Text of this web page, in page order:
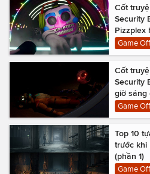
Cốt
Security
Pizzplex
Game
Cốt
Security
giờ sáng
Game
Top 10
trước khi
(phần 1)
Game